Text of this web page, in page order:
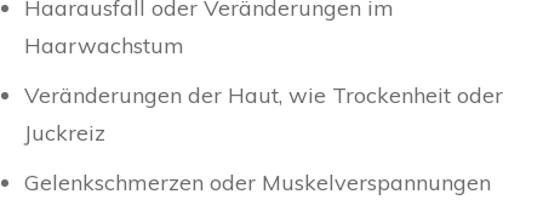
Haarausfall oder Veränderungen im
Haarwachstum
Veränderungen der Haut, wie Trockenheit oder
Juckreiz
Gelenkschmerzen oder Muskelverspannungen